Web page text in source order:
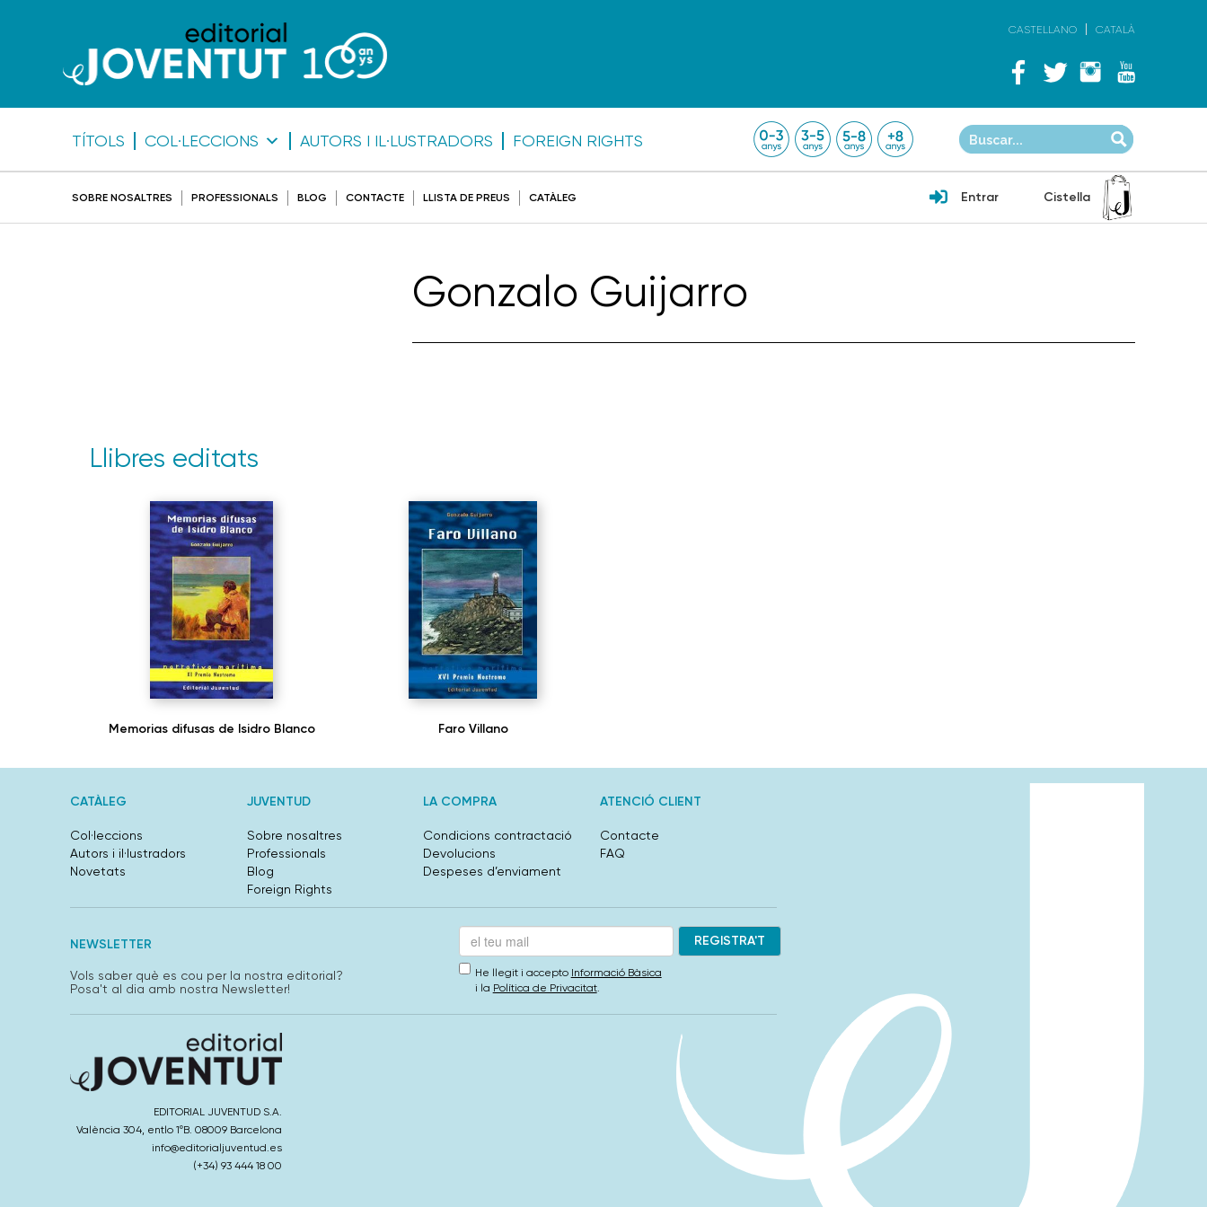
CASTELLANO CATALÀ
TÍTOLS COL·LECCIONS AUTORS I IL·LUSTRADORS FOREIGN RIGHTS
SOBRE NOSALTRES PROFESSIONALS BLOG CONTACTE LLISTA DE PREUS CATÀLEG Entrar Cistella
Gonzalo Guijarro
Llibres editats
Memorias difusas de Isidro Blanco Faro Villano
CATÀLEG
Col·leccions
Autors i il·lustradors
Novetats
JUVENTUD
Sobre nosaltres
Professionals
Blog
Foreign Rights
LA COMPRA
Condicions contractació
Devolucions
Despeses d’enviament
ATENCIÓ CLIENT
Contacte
FAQ
NEWSLETTER
Vols saber què es cou per la nostra editorial?
Posa't al dia amb nostra Newsletter!
He llegit i accepto Informació Bàsica
i la Política de Privacitat.
EDITORIAL JUVENTUD S.A.
València 304, entlo 1ºB. 08009 Barcelona
info@editorialjuventud.es
(+34) 93 444 18 00